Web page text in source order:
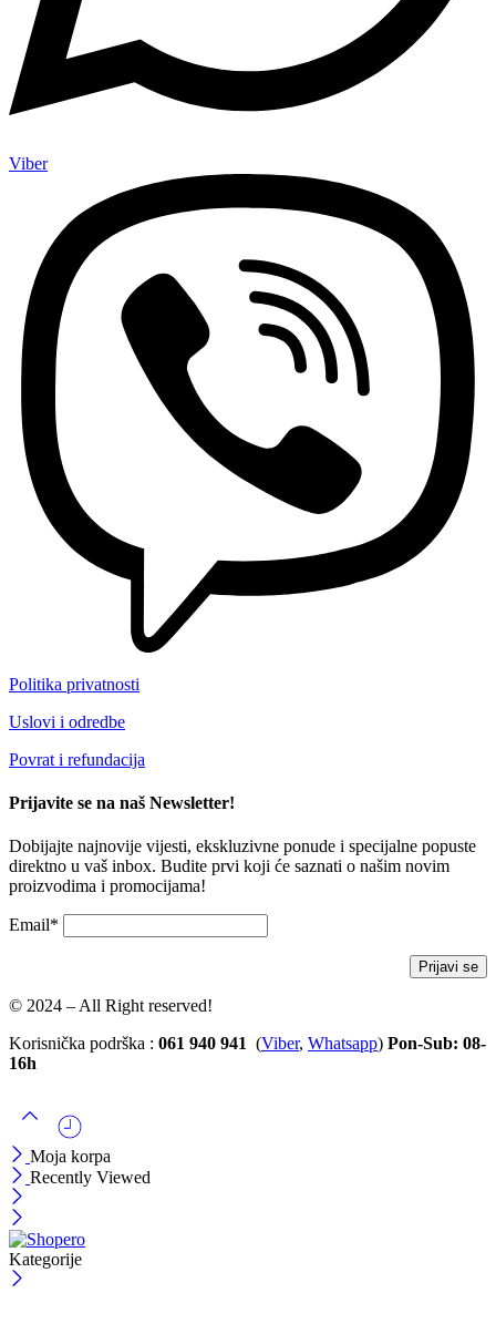
Viber
Politika privatnosti
Uslovi i odredbe
Povrat i refundacija
Prijavite se na naš Newsletter!
Dobijajte najnovije vijesti, ekskluzivne ponude i specijalne popuste
direktno u vaš inbox. Budite prvi koji će saznati o našim novim
proizvodima i promocijama!
Email*
© 2024 – All Right reserved!
Korisnička podrška : 061 940 941 (Viber, Whatsapp) Pon-Sub: 08-
16h
Moja korpa
Recently Viewed
Kategorije